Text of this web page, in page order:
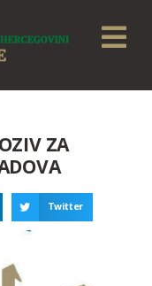
ZA
Twitter